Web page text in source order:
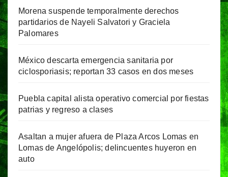
Morena suspende temporalmente derechos
partidarios de Nayeli Salvatori y Graciela
Palomares
México descarta emergencia sanitaria por
ciclosporiasis; reportan 33 casos en dos meses
Puebla capital alista operativo comercial por fiestas
patrias y regreso a clases
Asaltan a mujer afuera de Plaza Arcos Lomas en
Lomas de Angelópolis; delincuentes huyeron en
auto